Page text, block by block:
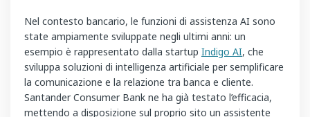
Nel contesto bancario, le funzioni di assistenza AI sono
state ampiamente sviluppate negli ultimi anni: un
esempio è rappresentato dalla startup Indigo AI, che
sviluppa soluzioni di intelligenza artificiale per semplificare
la comunicazione e la relazione tra banca e cliente.
Santander Consumer Bank ne ha già testato l’efficacia,
mettendo a disposizione sul proprio sito un assistente